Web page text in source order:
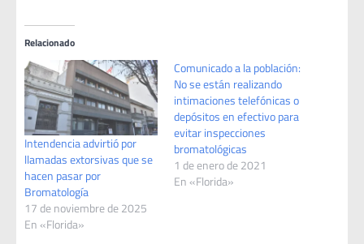
Relacionado
Intendencia advirtió por
llamadas extorsivas que se
hacen pasar por
Bromatología
17 de noviembre de 2025
En «Florida»
Comunicado a la población:
No se están realizando
intimaciones telefónicas o
depósitos en efectivo para
evitar inspecciones
bromatológicas
1 de enero de 2021
En «Florida»